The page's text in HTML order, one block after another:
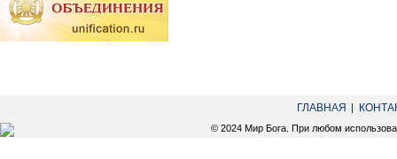
ГЛАВНАЯ
© 2024 Мир Бога. При любом